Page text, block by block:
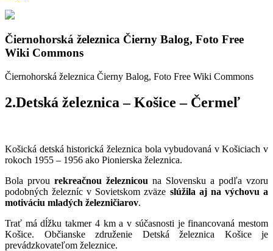
Čiernohorská železnica Čierny Balog, Foto Free
Wiki Commons
Čiernohorská železnica Čierny Balog, Foto Free Wiki Commons
2.Detská železnica – Košice – Čermeľ
Košická detská historická železnica bola vybudovaná v Košiciach v
rokoch 1955 – 1956 ako Pionierska železnica.
Bola prvou rekreačnou železnicou na Slovensku a podľa vzoru
podobných železníc v Sovietskom zväze slúžila aj na výchovu a
motiváciu mladých železničiarov.
Trať má dĺžku takmer 4 km a v súčasnosti je financovaná mestom
Košice. Občianske združenie Detská železnica Košice je
prevádzkovateľom železnice.